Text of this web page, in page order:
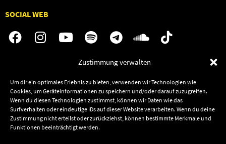
Zustimmung verwalten
Um dir ein optimales Erlebnis zu bieten, verwenden wir Technologien wie
Cookies, um Geräteinformationen zu speichern und/oder darauf zuzugreifen.
Wenn du diesen Technologien zustimmst, können wir Daten wie das
Surfverhalten oder eindeutige IDs auf dieser Website verarbeiten. Wenn du deine
Zustimmung nicht erteilst oder zurückziehst, können bestimmte Merkmale und
Funktionen beeinträchtigt werden.
SOCIAL WEB
News
Artists
Releases
Friends
Kontakt
Termine
Shop